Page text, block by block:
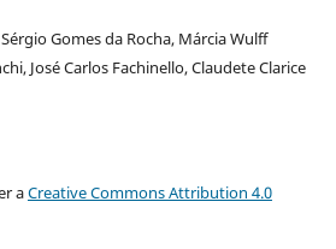
Gomes da Rocha, Márcia Wulff
José Carlos Fachinello, Claudete Clarice
aCreative Commons Attribution 4.0